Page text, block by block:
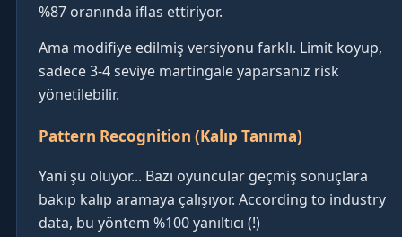
%87 oranında iflas ettiriyor.
Ama modifiye edilmiş versiyonu farklı. Limit koyup,
sadece 3-4 seviye martingale yaparsanız risk
yönetilebilir.
Pattern Recognition (Kalıp Tanıma)
Yani şu oluyor... Bazı oyuncular geçmiş sonuçlara
bakıp kalıp aramaya çalışıyor. According to industry
data, bu yöntem %100 yanıltıcı (!)